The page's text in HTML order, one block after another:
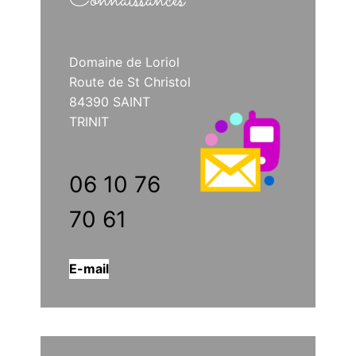
Domaine de Loriol
Route de St Christol
84390 SAINT
TRINIT
06 10 76
70 61
E-mail